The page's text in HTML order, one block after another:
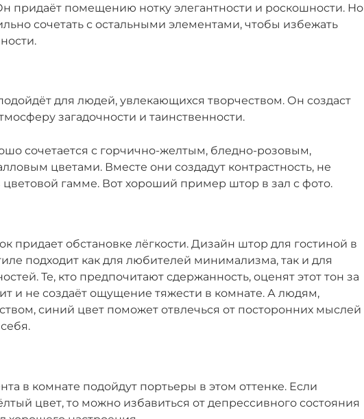
придаёт помещению нотку элегантности и роскошности. Но
сочетать с остальными элементами, чтобы избежать
для людей, увлекающихся творчеством. Он создаст
загадочности и таинственности.
сочетается с горчично-желтым, бледно-розовым,
цветами. Вместе они создадут контрастность, не
цветовой гамме. Вот хороший пример штор в зал с фото.
придает обстановке лёгкости. Дизайн штор для гостиной в
подходит как для любителей минимализма, так и для
Те, кто предпочитают сдержанность, оценят этот тон за
и не создаёт ощущение тяжести в комнате. А людям,
синий цвет поможет отвлечься от посторонних мыслей
в комнате подойдут портьеры в этом оттенке. Если
цвет, то можно избавиться от депрессивного состояния